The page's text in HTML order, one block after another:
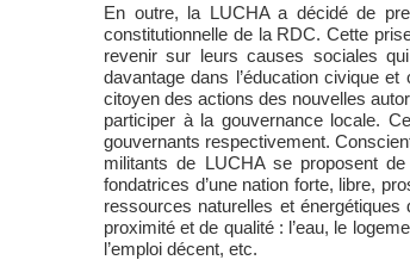
En outre, la LUCHA a décidé de
constitutionnelle de la RDC. Cette
revenir sur leurs causes sociales
davantage dans l’éducation civique
citoyen des actions des nouvelles
participer à la gouvernance locale.
gouvernants respectivement.
militants de LUCHA se proposent
fondatrices d’une nation forte, libre,
ressources naturelles et
proximité et de qualité : l’eau, le
l’emploi décent, etc.